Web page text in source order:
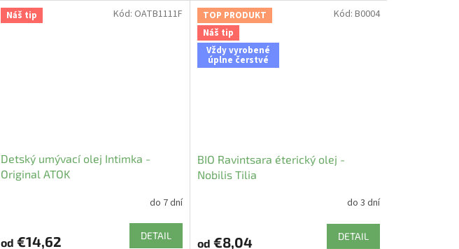
Náš tip
Detský umývací olej Intimka -
Original ATOK
do 7 dní
od €14,62 DETAIL
Kód: OATB1111F
TOP PRODUKT
Náš tip
Vždy vyrobené
úplne čerstvé
BIO Ravintsara éterický olej -
Nobilis Tilia
do 3 dní
od €8,04 DETAIL
Kód: B0004